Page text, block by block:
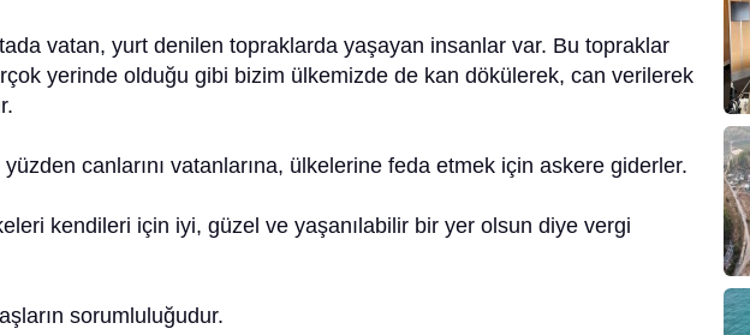
vatan, yurt denilen topraklarda yaşayan insanlar var. Bu topraklar
yerinde olduğu gibi bizim ülkemizde de kan dökülerek, can verilerek
canlarını vatanlarına, ülkelerine feda etmek için askere giderler.
kendileri için iyi, güzel ve yaşanılabilir bir yer olsun diye vergi
sorumluluğudur.